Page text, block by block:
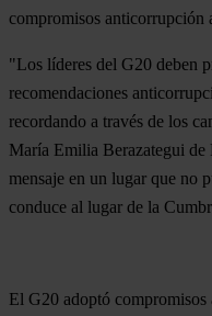
compromisos anticorrupción
"Los líderes del G20 deben
recomendaciones
recordando a través de los
María Emilia Berazategui de
mensaje en un lugar que no
conduce al lugar de la
El G20 adoptó